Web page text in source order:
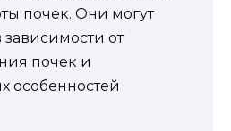
почек. Они могут
от
почек и
особенностей